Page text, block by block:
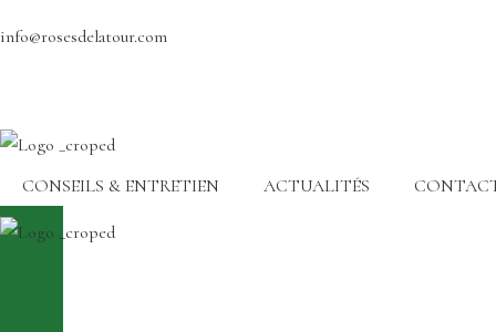
info@rosesdelatour.com
CONSEILS & ENTRETIEN ACTUALITÉS